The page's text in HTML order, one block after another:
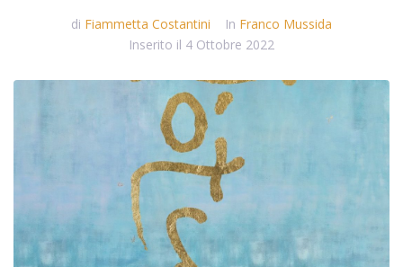
di Fiammetta Costantini In Franco Mussida
Inserito il 4 Ottobre 2022